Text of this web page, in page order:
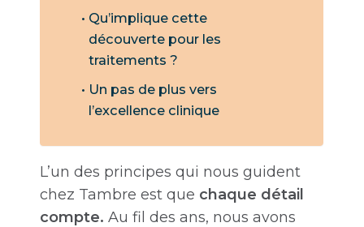
Qu’implique cette
découverte pour les
traitements ?
Un pas de plus vers
l’excellence clinique
L’un des principes qui nous guident
chez Tambre est que chaque détail
compte. Au fil des ans, nous avons